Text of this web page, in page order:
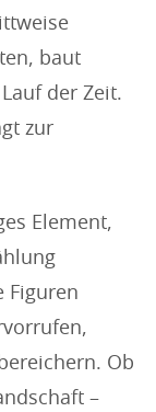
baut
der Zeit.
zur
Element,
Figuren
Ob
–